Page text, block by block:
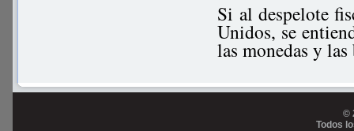
Si al despelote
Unidos, se
las monedas y
©
Todos